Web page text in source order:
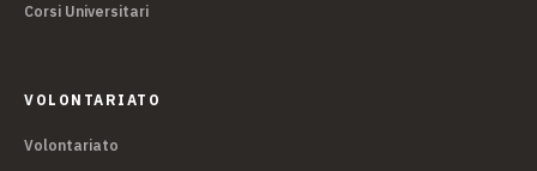
Corsi Universitari
VOLONTARIATO
Volontariato